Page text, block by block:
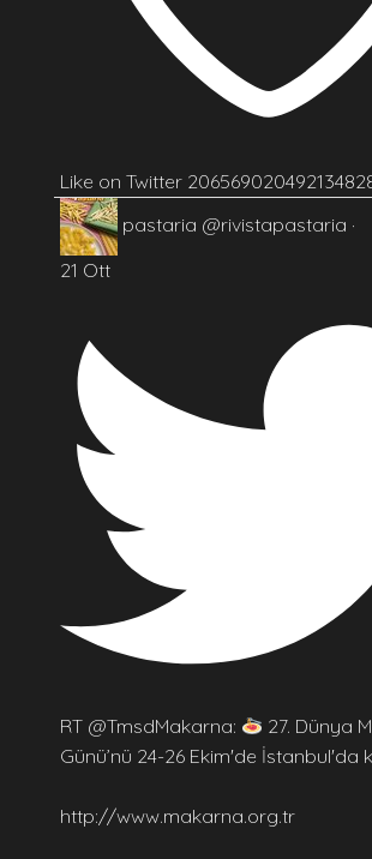
Like on Twitter
pastaria @rivistapastaria ·
21 Ott
RT @TmsdMakarna:
27. Dünya
Günü’nü 24-26 Ekim'de İstanbul'da
http://www.makarna.org.tr